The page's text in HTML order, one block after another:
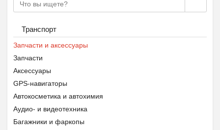
Транспорт
Запчасти и аксессуары
Запчасти
Аксессуары
GPS-навигаторы
Автокосметика и автохимия
Аудио- и видеотехника
Багажники и фаркопы